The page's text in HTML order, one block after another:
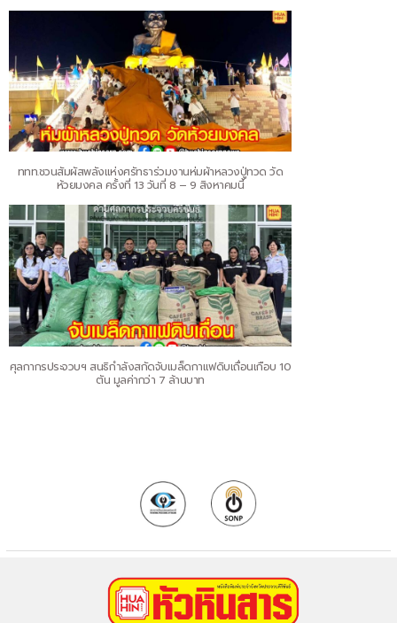
ททท.ชวนสัมผัสพลังแห่งศรัทธาร่วมงานห่มผ้าหลวงปู่ทวด วัด
ห้วยมงคล ครั้งที่ 13 วันที่ 8 – 9 สิงหาคมนี้
ศุลกากรประจวบฯ สนธิกำลังสกัดจับเมล็ดกาแฟดิบเถื่อนเกือบ 10
ตัน มูลค่ากว่า 7 ล้านบาท